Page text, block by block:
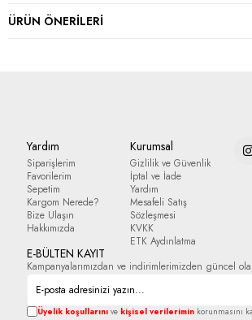
ÜRÜN ÖNERILERI
Yardım
Siparişlerim
Favorilerim
Sepetim
Kargom Nerede?
Bize Ulaşın
Hakkımızda
Kurumsal
Gizlilik ve Güvenlik
İptal ve İade
Yardım
Mesafeli Satış
Sözleşmesi
KVKK
ETK Aydınlatma
E-BÜLTEN KAYIT
Kampanyalarımızdan ve indirimlerimizden güncel
Üyelik koşullarını ve kişisel verilerimin korunmasını